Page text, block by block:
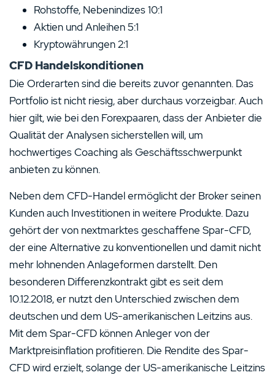
Rohstoffe, Nebenindizes 10:1
Aktien und Anleihen 5:1
Kryptowährungen 2:1
CFD Handelskonditionen
Die Orderarten sind die bereits zuvor genannten. Das
Portfolio ist nicht riesig, aber durchaus vorzeigbar. Auch
hier gilt, wie bei den Forexpaaren, dass der Anbieter die
Qualität der Analysen sicherstellen will, um
hochwertiges Coaching als Geschäftsschwerpunkt
anbieten zu können.
Neben dem CFD-Handel ermöglicht der Broker seinen
Kunden auch Investitionen in weitere Produkte. Dazu
gehört der von nextmarktes geschaffene Spar-CFD,
der eine Alternative zu konventionellen und damit nicht
mehr lohnenden Anlageformen darstellt. Den
besonderen Differenzkontrakt gibt es seit dem
10.12.2018, er nutzt den Unterschied zwischen dem
deutschen und dem US-amerikanischen Leitzins aus.
Mit dem Spar-CFD können Anleger von der
Marktpreisinflation profitieren. Die Rendite des Spar-
CFD wird erzielt, solange der US-amerikanische Leitzins